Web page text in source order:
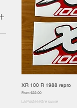
Quick
XR 100 R 1988 repro
From €22.00
Sale Price
La Poste lettre suivie